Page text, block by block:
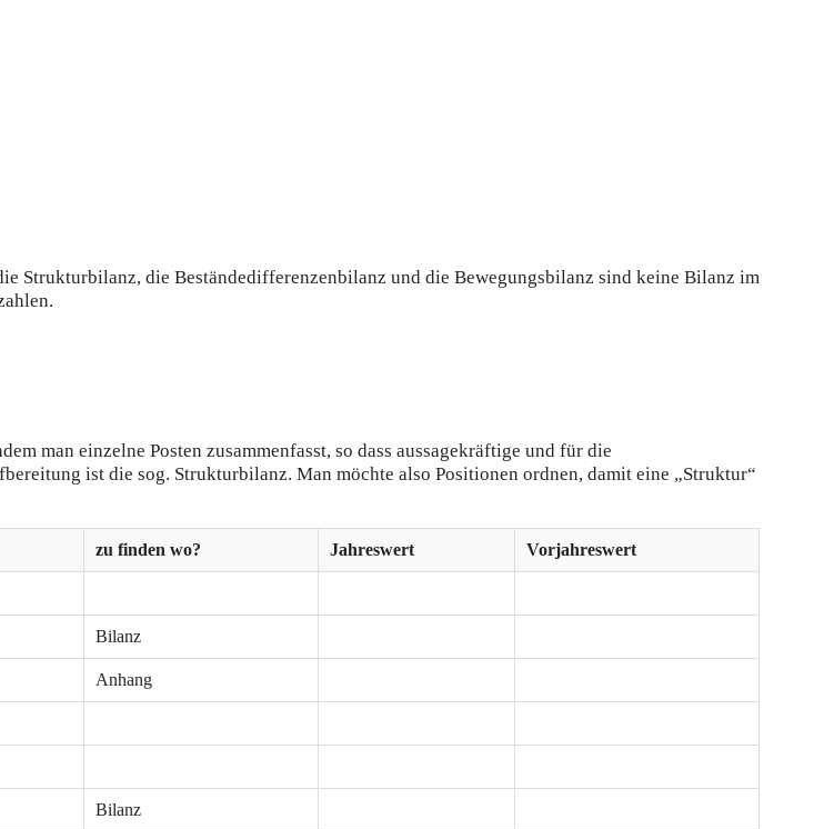
Strukturbilanz, die Beständedifferenzenbilanz und die Bewegungsbilanz sind keine Bilanz im
man einzelne Posten zusammenfasst, so dass aussagekräftige und für die
ist die sog. Strukturbilanz. Man möchte also Positionen ordnen, damit eine „Struktur“
zu finden wo? Jahreswert Vorjahreswert
Bilanz
Anhang
Bilanz